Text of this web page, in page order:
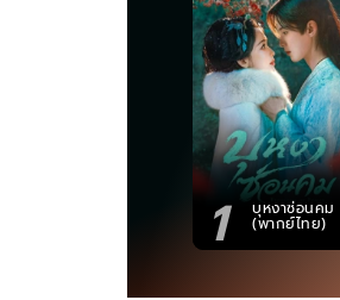
1 บุหงาซ่อนคม
(พากย์ไทย)